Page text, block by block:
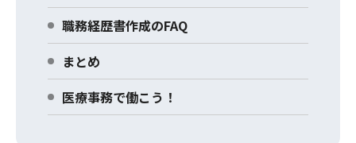
職務経歴書作成のFAQ
まとめ
医療事務で働こう！